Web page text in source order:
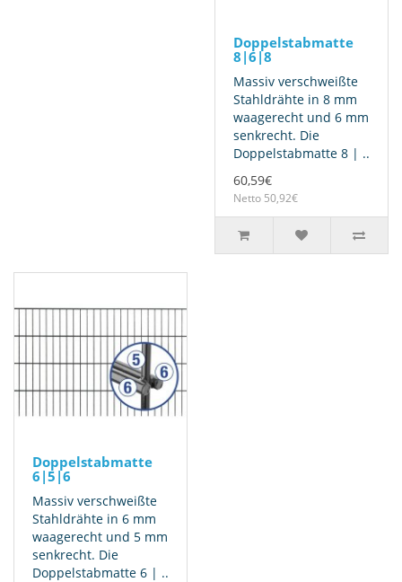
Doppelstabmatte
8|6|8
Massiv verschweißte
Stahldrähte in 8 mm
waagerecht und 6 mm
senkrecht. Die
Doppelstabmatte 8 | ..
60,59€
Netto 50,92€
Doppelstabmatte
6|5|6
Massiv verschweißte
Stahldrähte in 6 mm
waagerecht und 5 mm
senkrecht. Die
Doppelstabmatte 6 | ..